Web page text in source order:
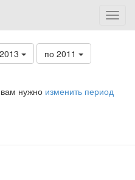
по 2011
нужно изменить период